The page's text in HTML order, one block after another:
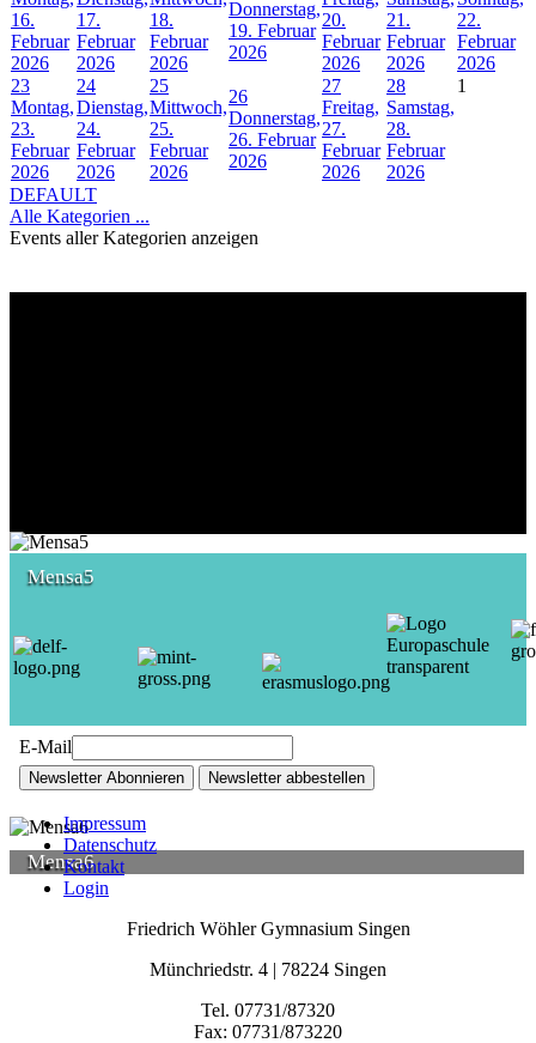
16.
Februar
2026
17.
Februar
2026
18.
Februar
2026
Donnerstag,
19. Februar
2026
20.
Februar
2026
21.
Februar
2026
22.
Februar
2026
23
Montag,
23.
Februar
2026
24
Dienstag,
24.
Februar
2026
25
Mittwoch,
25.
Februar
2026
26
Donnerstag,
26. Februar
2026
27
Freitag,
27.
Februar
2026
28
Samstag,
28.
Februar
2026
1
DEFAULT
Alle Kategorien ...
Events aller Kategorien anzeigen
Mensa5
Mensa6
E-Mail
Newsletter Abonnieren Newsletter abbestellen
Impressum
Datenschutz
Kontakt
Login
Friedrich Wöhler Gymnasium Singen
Münchriedstr. 4 | 78224 Singen
Tel. 07731/87320
Fax: 07731/873220